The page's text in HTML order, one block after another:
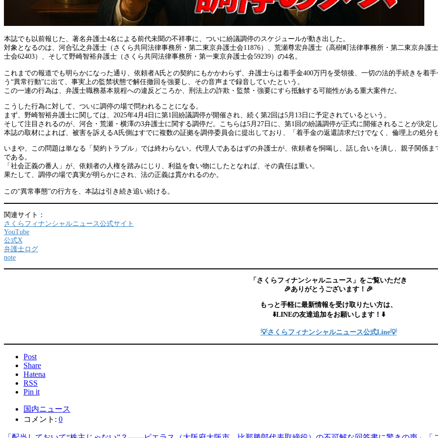
本誌でも以前報じた、著名弁護士4名による前代未聞の不祥事に、ついに紛議調停のスケジュールが動き出した。
対象となるのは、河合弘之弁護士（さくら共同法律事務所・第二東京弁護士会11876）、荒瀬尊宏弁護士（高樹町法律事務所・第二東京弁護
士会62403）、そして野崎智裕弁護士（さくら共同法律事務所・第一東京弁護士会59239）の4名。
これまでの報道でも明らかになった通り、依頼者A氏との契約にもかかわらず、弁護士らは着手金400万円を受領後、一切の法的手続きを着
う“異常行動”に出て、事実上の監禁状態で解任撤回を強要し、その音声まで録音していたという。
この一連の行為は、弁護士職務基本規程への違反どころか、刑法上の詐欺・監禁・強要にすら抵触する可能性がある重大案件だ。
こうした行為に対して、ついに調停の場で問われることになる。
まず、野崎智裕弁護士に関しては、2025年4月4日に第1回紛議調停が開催され、続く第2回は5月13日に予定されているという。
そして注目されるのが、河合・荒瀬・横澤の3弁護士に関する調停だ。こちらは5月27日に、第1回の紛議調停が正式に開催されることが決定し
本誌の取材によれば、被害を訴えるA氏側はすでに複数の証拠を調停委員会に提出しており、「着手金の返還請求だけでなく、倫理上の処分
いまや、この問題は単なる「契約トラブル」では終わらない。代理人であるはずの弁護士が、依頼者を恫喝し、話し合いを潰し、親子関係
である。
「社会正義の番人」が、依頼者の人権を踏みにじり、利益を食い物にしたとなれば、その責任は重い。
果たして、調停の場で真実が明らかにされ、法の正義は貫かれるのか。
この“異常事態”の行方を、本誌は引き続き追い続ける。
関連サイト：
さくらフィナンシャルニュース公式サイト
YouTube
公式X
弁護士ログ
note
「さくらフィナンシャルニュース」をご覧いただき
🎉ありがとうございます！🎉
もっと手軽に最新情報を受け取りたい方は、
⬇️LINEの友達追加をお願いします！⬇️
💡さくらフィナンシャルニュース公式Line💡
Post
Share
Hatena
RSS
Pin it
国内ニュース
コメント: 0